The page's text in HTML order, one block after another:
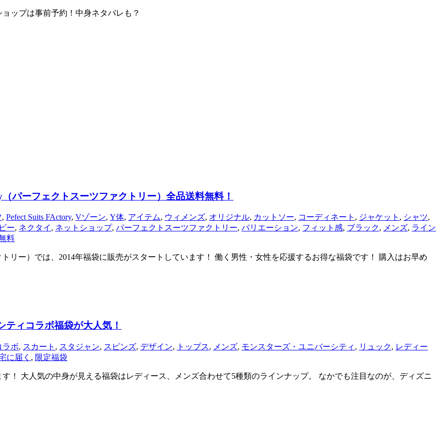
ップは事前予約！中身ネタバレも？
パーフェクトスーツファクトリー）全品送料無料！
, Pefect Suits FActory, Vゾーン, Y体, アイテム, ウィメンズ, オリジナル, カットソー, コーディネート , ジャケット , シャツ,
ー, ネクタイ , ネットショップ, パーフェクトスーツファクトリー, バリエーション, フィット感, ブラック, メンズ, ライン
料
リー）では、2014年福袋に販売がスタートしています！ 働く男性・女性を応援するお得な福袋です！ 購入はお早め
ティコラボ福袋が大人気！
ラボ, スカート , スタジャン, スピンズ, デザイン, トップス, メンズ, モンスターズ・ユニバーシティ , リュック, レディー
に届く , 限定福袋
！ 大人気の中身が見える福袋はレディース、メンズ合わせて5種類のラインナップ。 なかでも注目なのが、ディズニ